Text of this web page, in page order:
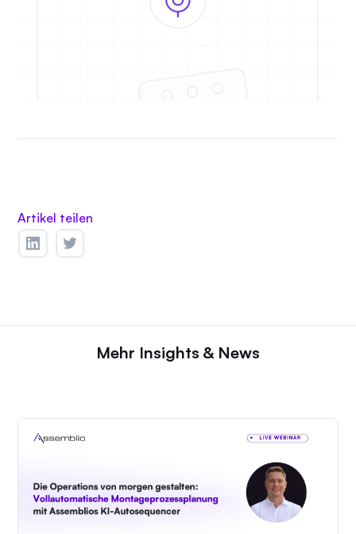
Artikel teilen
Mehr Insights & News